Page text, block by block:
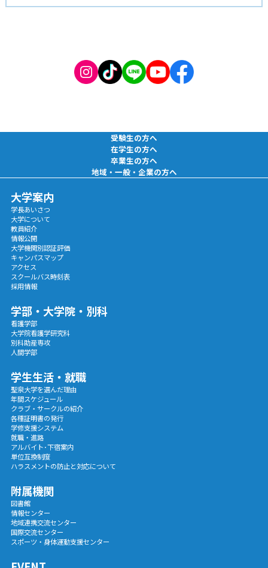
受験生の方へ
在学生の方へ
卒業生の方へ
地域・一般・企業の方へ
大学案内
学長あいさつ
大学について
教員紹介
情報公開
大学機関別認証評価
キャンパスマップ
アクセス
スクールバス時刻表
採用情報
学部・大学院・別科
看護学部
大学院看護学研究科
別科助産専攻
人間学部
学生生活・就職
聖泉大学を選んだ理由
年間スケジュール
クラブ・サークルの紹介
各種証明書の発行
学修支援システム
就職・進路
アルバイト･下宿案内
単位互換制度
ハラスメントの防止と対応について
附属機関
図書館
情報センター
地域連携交流センター
国際交流センター
スポーツ・身体運動支援センター